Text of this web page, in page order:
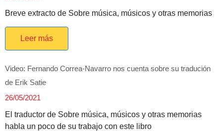
Breve extracto de Sobre música, músicos y otras memorias
Leer más
Video: Fernando Correa-Navarro nos cuenta sobre su tradución
de Erik Satie
26/05/2021
El traductor de Sobre música, músicos y otras memorias
habla un poco de su trabajo con este libro